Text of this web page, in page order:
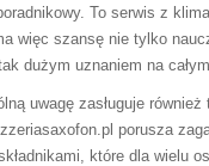
To serwis z
więc szansę nie tylko
dużym uznaniem na
uwagę zasługuje
porusza
które dla wielu